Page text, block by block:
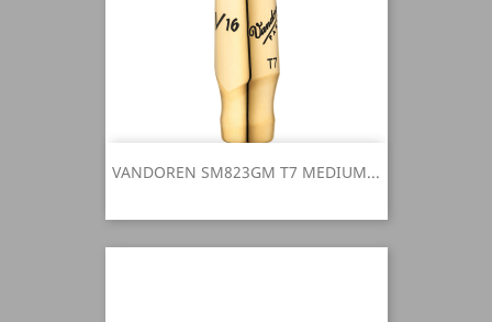
VANDOREN SM823GM T7 MEDIUM...